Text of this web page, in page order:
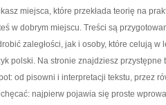
miejsca, które przekłada teorię na
w dobrym miejscu. Treści są
zaległości, jak i osoby, które celują
polski. Na stronie znajdziesz przystępne
od pisowni i interpretacji tekstu, przez
najpierw pojawia się proste